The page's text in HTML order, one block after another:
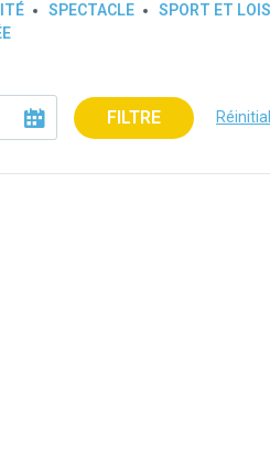
SPECTACLE
SPORT ET
FILTRE